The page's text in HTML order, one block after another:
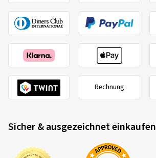
Rechnung
Sicher & ausgezeichnet einkaufen